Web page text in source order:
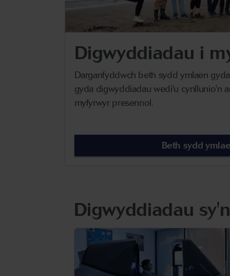
Digwyddiadau i
Darganfyddwch beth sydd ymlaen
gyda digwyddiadau wedi'u cynllunio'n
myfyrwyr presennol.
Beth sydd
Digwyddiadau